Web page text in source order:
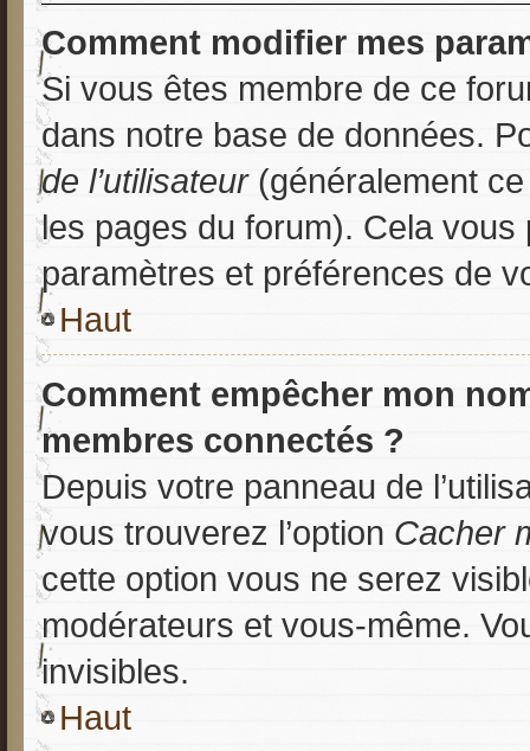
Comment modifier mes
Si vous êtes membre de ce
dans notre base de données.
de l’utilisateur(généralement
les pages du forum). Cela
paramètres et préférences de
Haut
Comment empêcher mon
membres connectés ?
Depuis votre panneau de
vous trouverez l’option Cacher
cette option vous ne serez
modérateurs et vous-même.
invisibles.
Haut